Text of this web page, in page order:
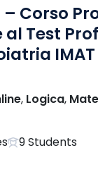
Corso
Test
IMAT
, Logica,
9 Students